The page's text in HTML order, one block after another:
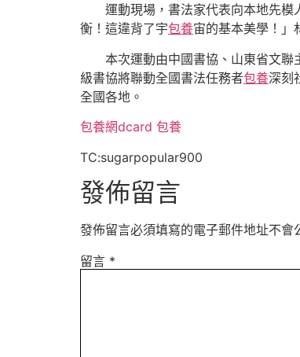
運動現場，書法家代表向本地先模
衡！這違背了宇包養宙的基本美學！」
本次運動由中國書協、山東省文
級書協將聯動全國書法任務者包養深刻
全國各地。
包養網dcard 包養
TC:sugarpopular900
發佈留言
發佈留言必須填寫的電子郵件地址不會
留言 *